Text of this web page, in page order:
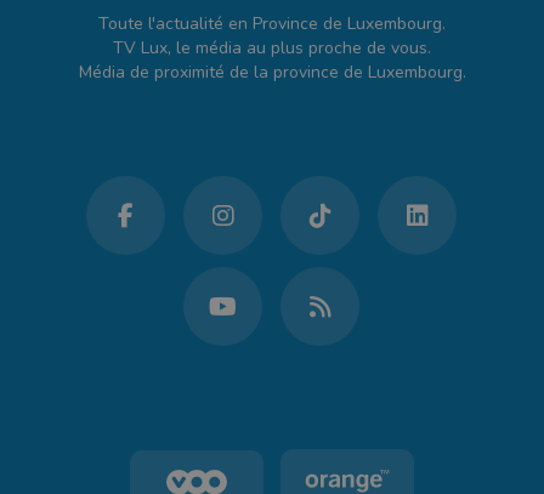
Toute l'actualité en Province de Luxembourg.
TV Lux, le média au plus proche de vous.
Média de proximité de la province de Luxembourg.